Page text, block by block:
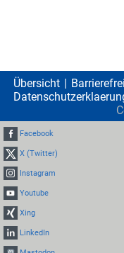
Übersicht
Facebook
X (Twitter)
Instagram
Youtube
Xing
LinkedIn